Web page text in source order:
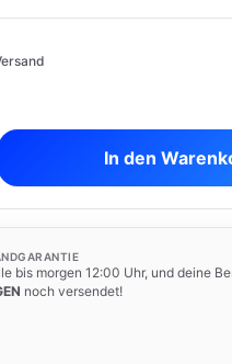
In den
bis morgen 12:00 Uhr, und deine
noch versendet!